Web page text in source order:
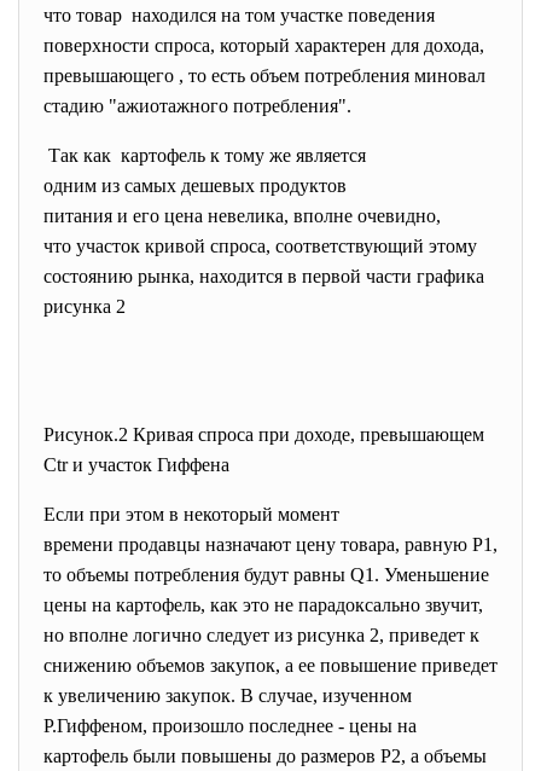
что товар находился на том участке поведения
поверхности спроса, который характерен для дохода,
превышающего , то есть объем потребления миновал
стадию "ажиотажного потребления".
Так как картофель к тому же является
одним из самых дешевых продуктов
питания и его цена невелика, вполне очевидно,
что участок кривой спроса, соответствующий этому
состоянию рынка, находится в первой части графика
рисунка 2
Рисунок.2 Кривая спроса при доходе, превышающем
Сtr и участок Гиффена
Если при этом в некоторый момент
времени продавцы назначают цену товара, равную Р1,
то объемы потребления будут равны Q1. Уменьшение
цены на картофель, как это не парадоксально звучит,
но вполне логично следует из рисунка 2, приведет к
снижению объемов закупок, а ее повышение приведет
к увеличению закупок. В случае, изученном
Р.Гиффеном, произошло последнее - цены на
картофель были повышены до размеров Р2, а объемы